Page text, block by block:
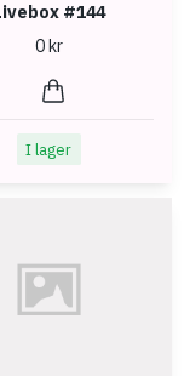
#144
0 kr
I lager